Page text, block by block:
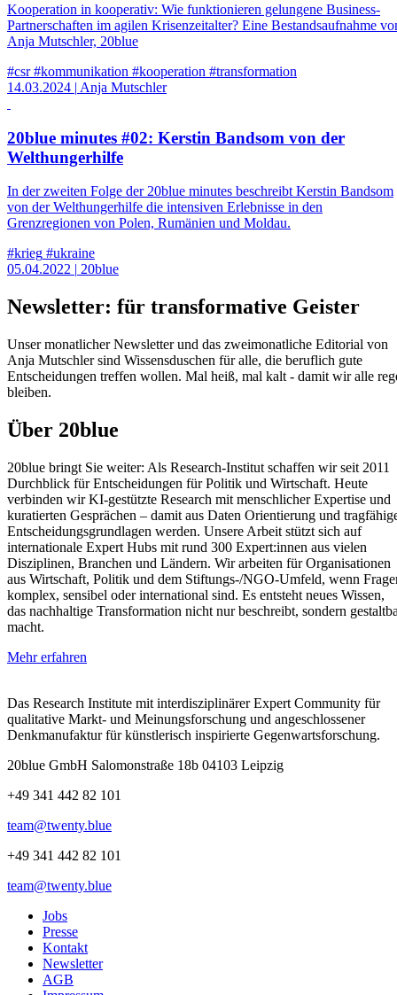
Kooperation in kooperativ: Wie funktionieren gelungene Business-
Partnerschaften im agilen Krisenzeitalter? Eine Bestandsaufnahme
Anja Mutschler, 20blue
#csr #kommunikation #kooperation #transformation
14.03.2024 | Anja Mutschler
20blue minutes #02: Kerstin Bandsom von der
Welthungerhilfe
In der zweiten Folge der 20blue minutes beschreibt Kerstin Bandsom
von der Welthungerhilfe die intensiven Erlebnisse in den
Grenzregionen von Polen, Rumänien und Moldau.
#krieg #ukraine
05.04.2022 | 20blue
Newsletter: für transformative Geister
Unser monatlicher Newsletter und das zweimonatliche Editorial von
Anja Mutschler sind Wissensduschen für alle, die beruflich gute
Entscheidungen treffen wollen. Mal heiß, mal kalt - damit wir alle
bleiben.
Über 20blue
20blue bringt Sie weiter: Als Research‑Institut schaffen wir seit 2011
Durchblick für Entscheidungen für Politik und Wirtschaft. Heute
verbinden wir KI‑gestützte Research mit menschlicher Expertise und
kuratierten Gesprächen – damit aus Daten Orientierung und
Entscheidungsgrundlagen werden. Unsere Arbeit stützt sich auf
internationale Expert Hubs mit rund 300 Expert:innen aus vielen
Disziplinen, Branchen und Ländern. Wir arbeiten für Organisationen
aus Wirtschaft, Politik und dem Stiftungs‑/NGO‑Umfeld, wenn
komplex, sensibel oder international sind. Es entsteht neues Wissen,
das nachhaltige Transformation nicht nur beschreibt, sondern
macht.
Mehr erfahren
Das Research Institute mit interdisziplinärer Expert Community für
qualitative Markt- und Meinungsforschung und angeschlossener
Denkmanufaktur für künstlerisch inspirierte Gegenwartsforschung.
20blue GmbH Salomonstraße 18b 04103 Leipzig
+49 341 442 82 101
team@twenty.blue
+49 341 442 82 101
team@twenty.blue
Jobs
Presse
Kontakt
Newsletter
AGB